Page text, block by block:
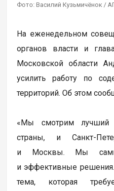
Фото: Василий Кузьмичёнок /
На еженедельном
органов власти и
Московской области
усилить работу по
территорий. Об этом
«Мы смотрим лучший
страны, и Санкт-
и Москвы. Мы сами
и эффективные
тема, которая